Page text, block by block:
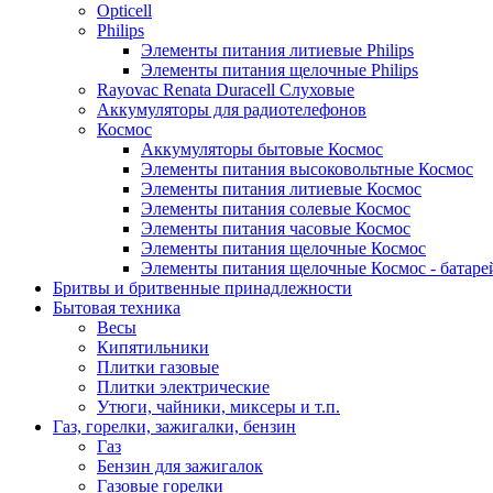
Opticell
Philips
Элементы питания литиевые Philips
Элементы питания щелочные Philips
Rayovac Renata Duracell Слуховые
Аккумуляторы для радиотелефонов
Космос
Аккумуляторы бытовые Космос
Элементы питания высоковольтные Космос
Элементы питания литиевые Космос
Элементы питания солевые Космос
Элементы питания часовые Космос
Элементы питания щелочные Космос
Элементы питания щелочные Космос -
Бритвы и бритвенные принадлежности
Бытовая техника
Весы
Кипятильники
Плитки газовые
Плитки электрические
Утюги, чайники, миксеры и т.п.
Газ, горелки, зажигалки, бензин
Газ
Бензин для зажигалок
Газовые горелки